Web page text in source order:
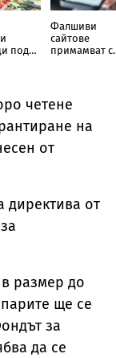
под
Фалшиви
сайтове
примамват с
четене
на
от
директива от
размер до
ще се
за
да се